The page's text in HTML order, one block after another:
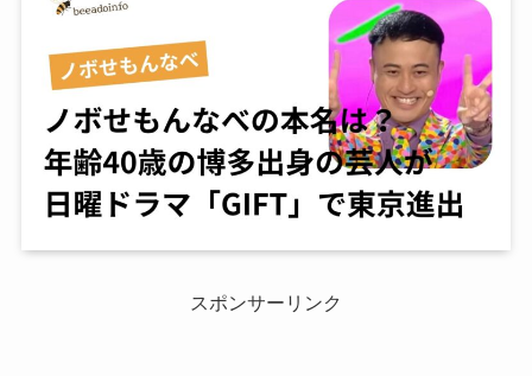
スポンサーリンク